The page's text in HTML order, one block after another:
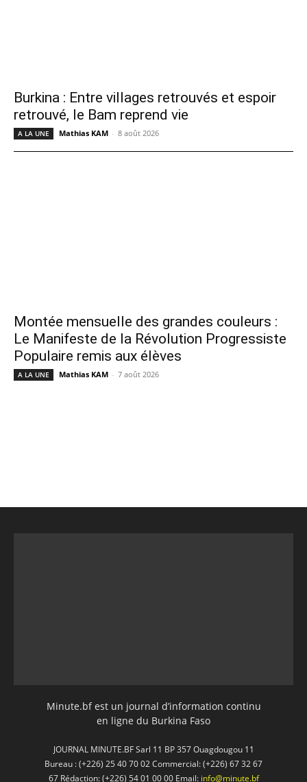
Burkina : Entre villages retrouvés et espoir
retrouvé, le Bam reprend vie
A LA UNE Mathias KAM - 8 août 2026
Montée mensuelle des grandes couleurs :
Le Manifeste de la Révolution Progressiste
Populaire remis aux élèves
A LA UNE Mathias KAM - 7 août 2026
Minute.bf est un journal d’information continu
en ligne du Burkina Faso
JOURNAL MINUTE.BF Sarl 11 BP 357 Ouagdougou 11
Bureau : (+226) 25 40 70 02 Commercial: (+226) 67 32 67
67 Rédaction: (+226) 54 01 00 00 Email: info@minute.bf